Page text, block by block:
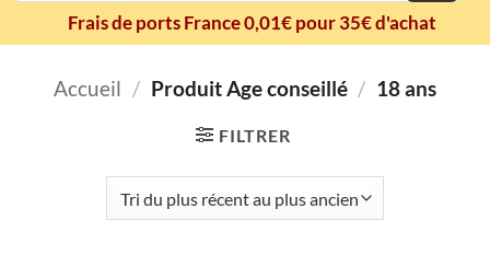
Frais de ports France 0,01€ pour 35€ d'achat
Accueil / Produit Age conseillé / 18 ans
FILTRER